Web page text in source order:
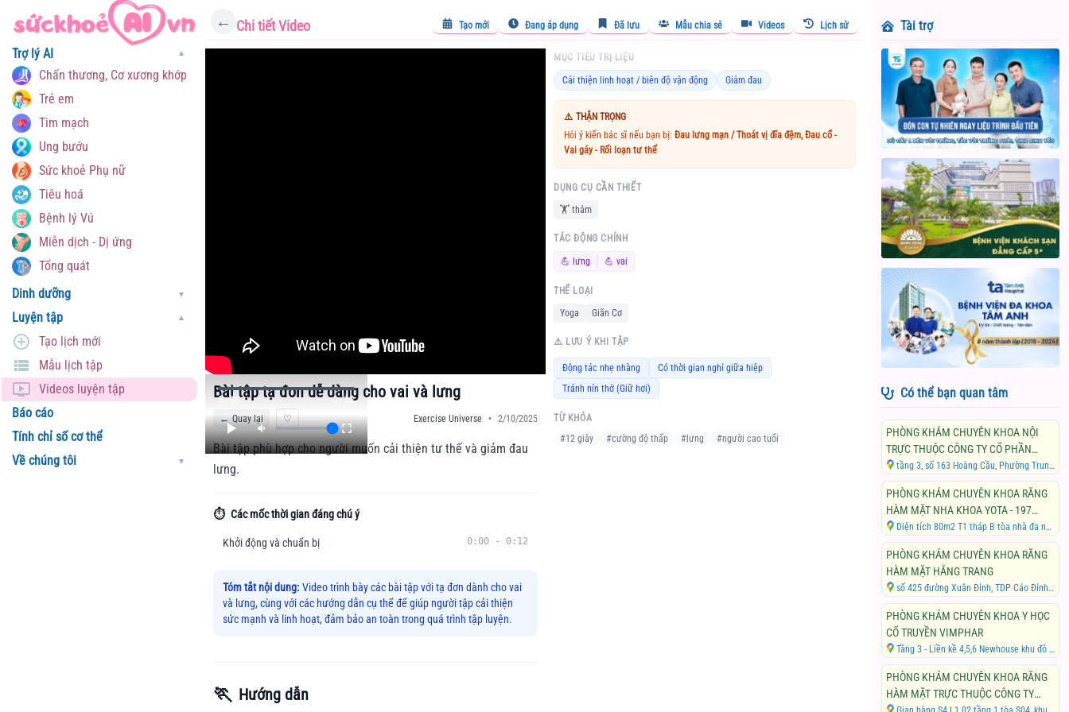
Trợ lý AI ▼
Chấn thương, Cơ xương khớp
Trẻ em
Tim mạch
Ung bướu
Sức khoẻ Phụ nữ
Tiêu hoá
Bệnh lý Vú
Miễn dịch - Dị ứng
Tổng quát
Dinh dưỡng
▼
Luyện tập ▼
Tạo lịch mới
Mẫu lịch tập
Videos luyện tập
Báo cáo
Tính chỉ số cơ thể
Về chúng tôi
▼
← Chi tiết Video Tạo mới Đang áp dụng Đã lưu Mẫu chia sẻ Videos Lịch sử
0:00 0:12
Bài tập tạ đơn dễ dàng cho vai và lưng
← Quay lại ♡ Exercise Universe • 2/10/2025
Bài tập phù hợp cho người muốn cải thiện tư thế và giảm đau
lưng.
⏱️ Các mốc thời gian đáng chú ý
Khởi động và chuẩn bị 0:00 - 0:12
Tóm tắt nội dung: Video trình bày các bài tập với tạ đơn dành cho vai
và lưng, cùng với các hướng dẫn cụ thể để giúp người tập cải thiện
sức mạnh và linh hoạt, đảm bảo an toàn trong quá trình tập luyện.
🏃 Hướng dẫn
MỤC TIÊU TRỊ LIỆU
Cải thiện linh hoạt / biên độ vận động Giảm đau
⚠️ THẬN TRỌNG
Hỏi ý kiến bác sĩ nếu bạn bị: Đau lưng mạn / Thoát vị đĩa đệm, Đau cổ -
Vai gáy - Rối loạn tư thế
DỤNG CỤ CẦN THIẾT
🏋️ thảm
TÁC ĐỘNG CHÍNH
💪 lưng 💪 vai
THỂ LOẠI
Yoga
Giãn Cơ
⚠️ LƯU Ý KHI TẬP
Động tác nhẹ nhàng
Có thời gian nghỉ giữa hiệp
Tránh nín thở (Giữ hơi)
TỪ KHÓA
#12 giây #cường độ thấp # lưng #người cao tuổi
Tài trợ
Có thể bạn quan tâm
PHÒNG KHÁM CHUYÊN KHOA NỘI
TRỰC THUỘC CÔNG TY CỔ PHẦN
CÔNG NGHỆ VÀ DỊCH VỤ Y TẾ ONE
DOCTOR
tầng 3, số 163 Hoàng Cầu, Phường Trung Liệt, Quận Đống Đa, Thành phố Hà Nội
PHÒNG KHÁM CHUYÊN KHOA RĂNG
HÀM MẶT NHA KHOA YOTA - 197
TRẦN PHÚ
Diện tích 80m2 T1 tháp B tòa nhà đa năng dịch vụ thương mại 197 Trần Phú, Phường Văn Quán, Quận Hà Đông, Thành phố Hà Nội
PHÒNG KHÁM CHUYÊN KHOA RĂNG
HÀM MẶT HẰNG TRANG
số 425 đường Xuân Đỉnh, TDP Cáo Đỉnh 2, Phường Xuân Đỉnh, Quận Bắc Từ Liêm, Thành phố Hà Nội
PHÒNG KHÁM CHUYÊN KHOA Y HỌC
CỔ TRUYỀN VIMPHAR
Tầng 3 - Liền kề 4,5,6 Newhouse khu đô thị Xa La, tổ dân phố số 20, Phường Phúc La, Quận Hà Đông, Thành phố Hà Nội
PHÒNG KHÁM CHUYÊN KHOA RĂNG
HÀM MẶT TRỰC THUỘC CÔNG TY